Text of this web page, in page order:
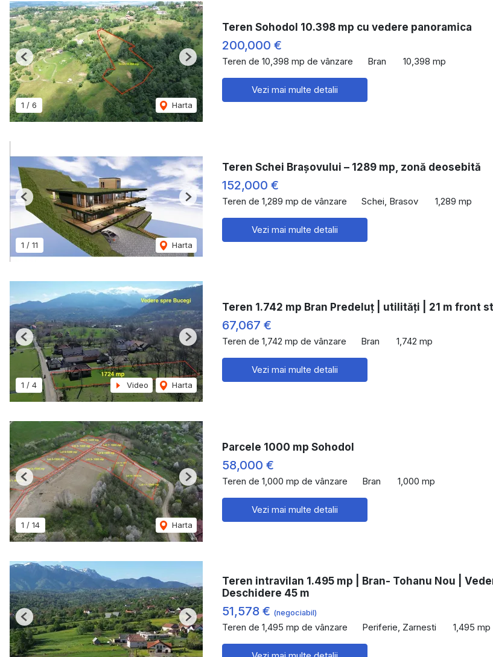
1 / 6 Harta
Previous Next
Teren Sohodol 10.398 mp cu vedere panoramica
200,000 €
Teren de 10,398 mp de vânzare Bran 10,398 mp
Vezi mai multe detalii
1 / 11 Harta
Previous Next
Teren Schei Brașovului – 1289 mp, zonă deosebită
152,000 €
Teren de 1,289 mp de vânzare Schei, Brasov 1,289 mp
Vezi mai multe detalii
1 / 4 Video Harta
Previous Next
Teren 1.742 mp Bran Predeluț | utilități | 21 m front
67,067 €
Teren de 1,742 mp de vânzare Bran 1,742 mp
Vezi mai multe detalii
1 / 14 Harta
Previous Next
Parcele 1000 mp Sohodol
58,000 €
Teren de 1,000 mp de vânzare Bran 1,000 mp
Vezi mai multe detalii
Previous Next
Teren intravilan 1.495 mp | Bran- Tohanu Nou |
Deschidere 45 m
51,578 € (negociabil)
Teren de 1,495 mp de vânzare Periferie, Zarnesti 1,495 mp